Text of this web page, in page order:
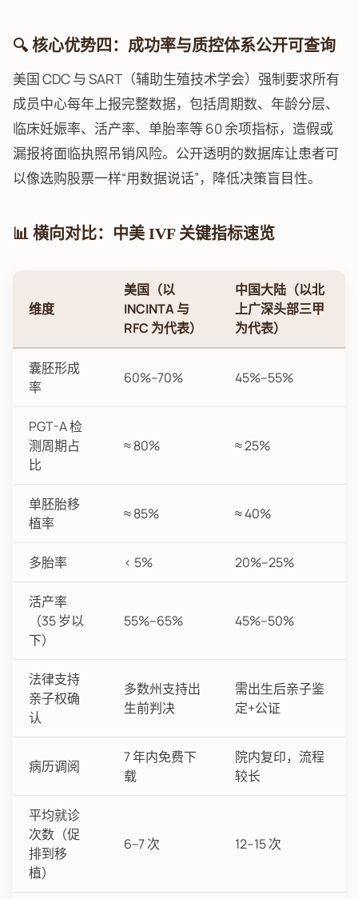
🔍 核心优势四：成功率与质控体系公开可查询
美国 CDC 与 SART（辅助生殖技术学会）强制要求所有
成员中心每年上报完整数据，包括周期数、年龄分层、
临床妊娠率、活产率、单胎率等 60 余项指标，造假或
漏报将面临执照吊销风险。公开透明的数据库让患者可
以像选购股票一样“用数据说话”，降低决策盲目性。
📊 横向对比：中美 IVF 关键指标速览
维度
美国（以
INCINTA 与
RFC 为代表）
中国大陆（以北
上广深头部三甲
为代表）
囊胚形成
率
60%–70% 45%–55%
PGT-A 检
测周期占
比
≈ 80% ≈ 25%
单胚胎移
植率
≈ 85% ≈ 40%
多胎率 < 5% 20%–25%
活产率
（35 岁以
下）
55%–65% 45%–50%
法律支持
亲子权确
认
多数州支持出
生前判决
需出生后亲子鉴
定+公证
病历调阅
7 年内免费下
载
院内复印，流程
较长
平均就诊
次数（促
排到移
植）
6–7 次 12–15 次